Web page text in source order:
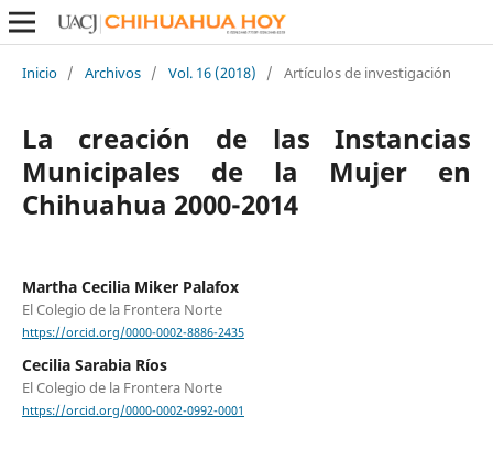
Inicio / Archivos / Vol. 16 (2018) / Artículos de investigación
La creación de las Instancias
Municipales de la Mujer en
Chihuahua 2000-2014
Martha Cecilia Miker Palafox
El Colegio de la Frontera Norte
https://orcid.org/0000-0002-8886-2435
Cecilia Sarabia Ríos
El Colegio de la Frontera Norte
https://orcid.org/0000-0002-0992-0001